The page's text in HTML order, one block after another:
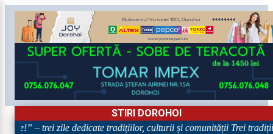
STIRI DOROHOI
– trei zile dedicate tradițiilor, culturii și comunității Trei tradiții.